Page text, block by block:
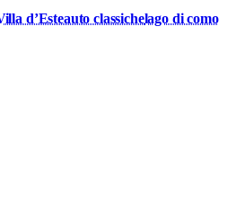
d’Esteauto classichelago di como